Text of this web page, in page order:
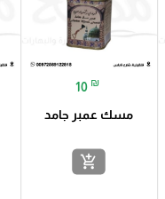
10 ₪
مسك عمبر جامد
add_shopping_cart